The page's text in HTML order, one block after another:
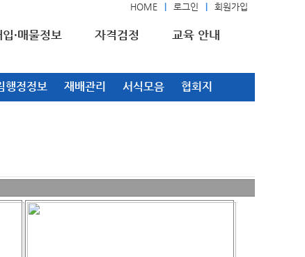
HOME 로그인 회원가입
입·매물정보 자격검정 교육 안내
행정정보 재배관리 서식모음 협회지